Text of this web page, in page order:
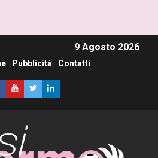
9 Agosto 2026
Pubblicità Contatti